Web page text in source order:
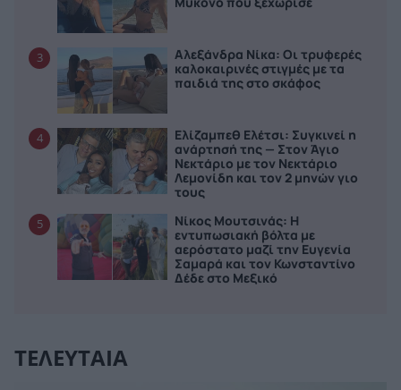
3
Αλεξάνδρα Νίκα: Οι τρυφερές
καλοκαιρινές στιγμές με τα
παιδιά της στο σκάφος
4
Ελίζαμπεθ Ελέτσι: Συγκινεί η
ανάρτησή της — Στον Άγιο
Νεκτάριο με τον Νεκτάριο
Λεμονίδη και τον 2 μηνών γιο
τους
5
Νίκος Μουτσινάς: Η
εντυπωσιακή βόλτα με
αερόστατο μαζί την Ευγενία
Σαμαρά και τον Κωνσταντίνο
Δέδε στο Μεξικό
ΤΕΛΕΥΤΑΙΑ